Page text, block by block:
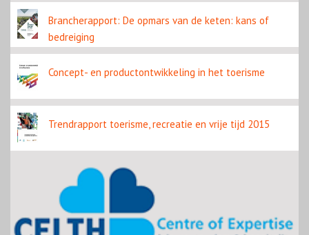
Brancherapport: De opmars van de keten: kans of
bedreiging
Concept- en productontwikkeling in het toerisme
Trendrapport toerisme, recreatie en vrije tijd 2015